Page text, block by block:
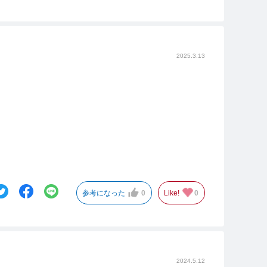
2025.3.13
参考になった 0 Like! 0
2024.5.12